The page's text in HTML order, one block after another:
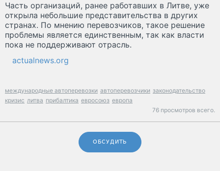
Часть организаций, ранее работавших в Литве, уже
открыла небольшие представительства в других
странах. По мнению перевозчиков, такое решение
проблемы является единственным, так как власти
пока не поддерживают отрасль.
actualnews.org
международные автоперевозки автоперевозчики законодательство
кризис литва прибалтика евросоюз европа
76 просмотров всего.
ОБСУДИТЬ